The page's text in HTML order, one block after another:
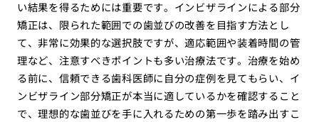
い結果を得るためには重要です。インビザラインによる部分
矯正は、限られた範囲での歯並びの改善を目指す方法とし
て、非常に効果的な選択肢ですが、適応範囲や装着時間の管
理など、注意すべきポイントも多い治療法です。治療を始め
る前に、信頼できる歯科医師に自分の症例を見てもらい、イ
ンビザライン部分矯正が本当に適しているかを確認すること
で、理想的な歯並びを手に入れるための第一歩を踏み出すこ